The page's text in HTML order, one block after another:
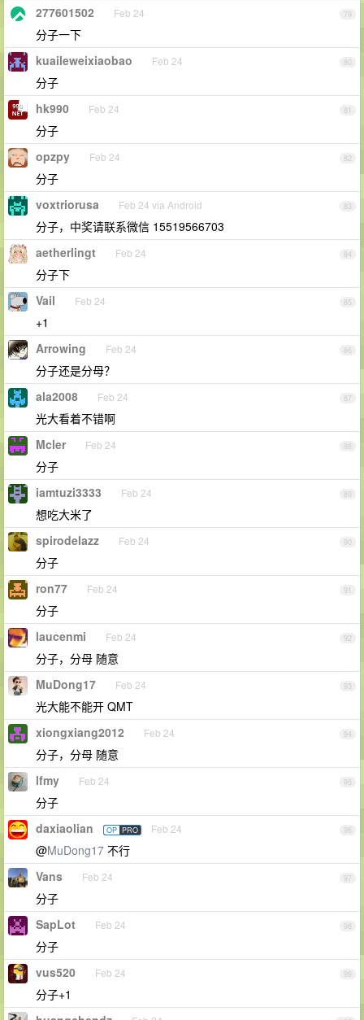
79
277601502 Feb 24
分子一下
80
kuaileweixiaobao Feb 24
分子
81
hk990 Feb 24
分子
82
opzpy Feb 24
分子
83
voxtriorusa Feb 24 via Android
分子，中奖请联系微信 15519566703
84
aetherlingt Feb 24
分子下
85
Vail Feb 24
+1
86
Arrowing Feb 24
分子还是分母？
87
ala2008 Feb 24
光大看着不错啊
88
Mcler Feb 24
分子
89
iamtuzi3333 Feb 24
想吃大米了
90
spirodelazz Feb 24
分子
91
ron77 Feb 24
分子
92
laucenmi Feb 24
分子，分母 随意
93
MuDong17 Feb 24
光大能不能开 QMT
94
xiongxiang2012 Feb 24
分子，分母 随意
95
lfmy Feb 24
分子
96
daxiaolian OP PRO Feb 24
@MuDong17 不行
97
Vans Feb 24
分子
98
SapLot Feb 24
分子
99
vus520 Feb 24
分子+1